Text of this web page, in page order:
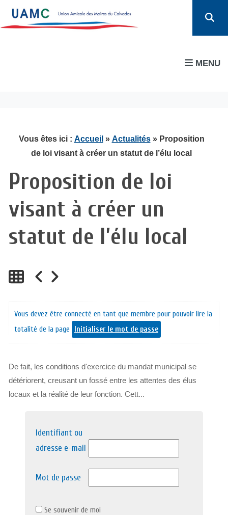
MENU
Vous êtes ici : Accueil » Actualités» Proposition
de loi visant à créer un statut de l’élu local
Proposition de loi
visant à créer un
statut de l’élu local
Vous devez être connecté en tant que membre pour pouvoir lire la
totalité de la page
Initialiser le mot de passe
De fait, les conditions d'exercice du mandat municipal se
détériorent, creusant un fossé entre les attentes des élus
locaux et la réalité de leur fonction. Cett...
Identifiant ou
adresse e-mail
Mot de passe
Se souvenir de moi